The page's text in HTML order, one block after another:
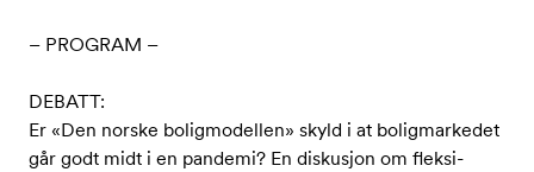
– PROGRAM –
DEBATT:
Er «Den norske boligmodellen» skyld i at boligmarkedet
går godt midt i en pandemi? En diskusjon om fleksi-